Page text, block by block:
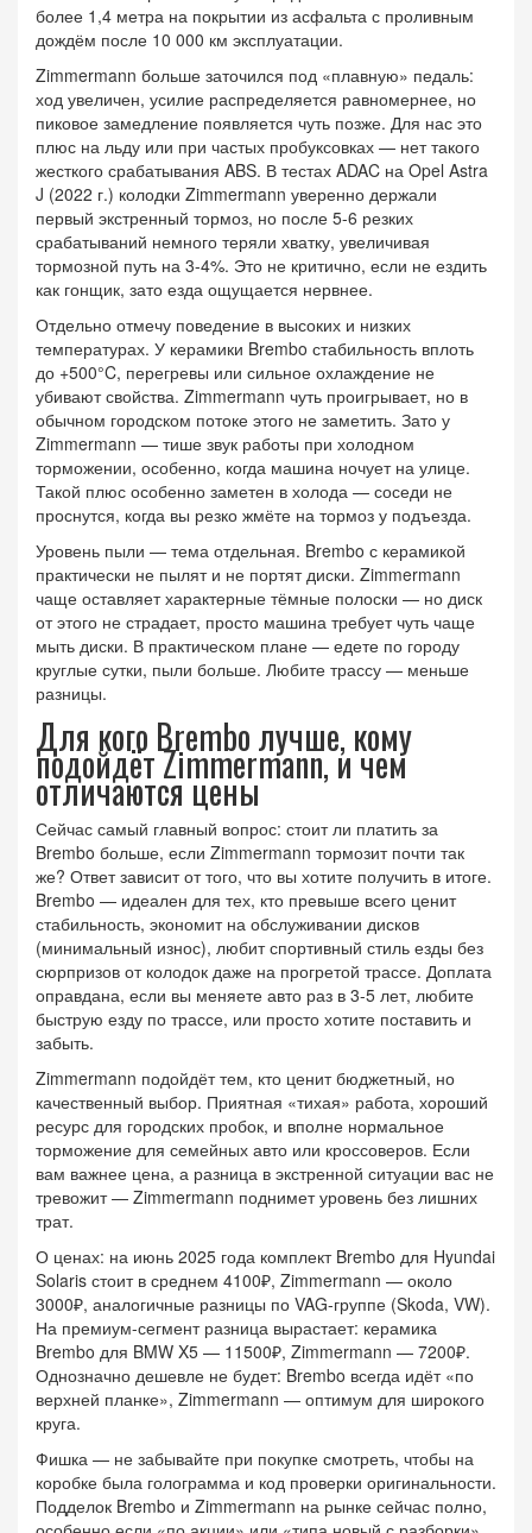
более 1,4 метра на покрытии из асфальта с проливным
дождём после 10 000 км эксплуатации.
Zimmermann больше заточился под «плавную» педаль:
ход увеличен, усилие распределяется равномернее, но
пиковое замедление появляется чуть позже. Для нас это
плюс на льду или при частых пробуксовках — нет такого
жесткого срабатывания ABS. В тестах ADAC на Opel Astra
J (2022 г.) колодки Zimmermann уверенно держали
первый экстренный тормоз, но после 5-6 резких
срабатываний немного теряли хватку, увеличивая
тормозной путь на 3-4%. Это не критично, если не ездить
как гонщик, зато езда ощущается нервнее.
Отдельно отмечу поведение в высоких и низких
температурах. У керамики Brembo стабильность вплоть
до +500°C, перегревы или сильное охлаждение не
убивают свойства. Zimmermann чуть проигрывает, но в
обычном городском потоке этого не заметить. Зато у
Zimmermann — тише звук работы при холодном
торможении, особенно, когда машина ночует на улице.
Такой плюс особенно заметен в холода — соседи не
проснутся, когда вы резко жмёте на тормоз у подъезда.
Уровень пыли — тема отдельная. Brembo с керамикой
практически не пылят и не портят диски. Zimmermann
чаще оставляет характерные тёмные полоски — но диск
от этого не страдает, просто машина требует чуть чаще
мыть диски. В практическом плане — едете по городу
круглые сутки, пыли больше. Любите трассу — меньше
разницы.
Для кого Brembo лучше, кому
подойдёт Zimmermann, и чем
отличаются цены
Сейчас самый главный вопрос: стоит ли платить за
Brembo больше, если Zimmermann тормозит почти так
же? Ответ зависит от того, что вы хотите получить в итоге.
Brembo — идеален для тех, кто превыше всего ценит
стабильность, экономит на обслуживании дисков
(минимальный износ), любит спортивный стиль езды без
сюрпризов от колодок даже на прогретой трассе. Доплата
оправдана, если вы меняете авто раз в 3-5 лет, любите
быструю езду по трассе, или просто хотите поставить и
забыть.
Zimmermann подойдёт тем, кто ценит бюджетный, но
качественный выбор. Приятная «тихая» работа, хороший
ресурс для городских пробок, и вполне нормальное
торможение для семейных авто или кроссоверов. Если
вам важнее цена, а разница в экстренной ситуации вас не
тревожит — Zimmermann поднимет уровень без лишних
трат.
О ценах: на июнь 2025 года комплект Brembo для Hyundai
Solaris стоит в среднем 4100₽, Zimmermann — около
3000₽, аналогичные разницы по VAG-группе (Skoda, VW).
На премиум-сегмент разница вырастает: керамика
Brembo для BMW X5 — 11500₽, Zimmermann — 7200₽.
Однозначно дешевле не будет: Brembo всегда идёт «по
верхней планке», Zimmermann — оптимум для широкого
круга.
Фишка — не забывайте при покупке смотреть, чтобы на
коробке была голограмма и код проверки оригинальности.
Подделок Brembo и Zimmermann на рынке сейчас полно,